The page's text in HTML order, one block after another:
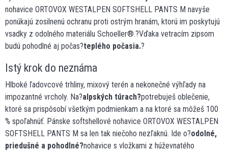
nohavice ORTOVOX WESTALPEN SOFTSHELL PANTS M navyše
ponúkajú zosilnenú ochranu proti ostrým hranám, ktorú im poskytujú
vsadky z odolného materiálu Schoeller®.?Vďaka vetracím zipsom
budú pohodlné aj počas?teplého počasia.?
Istý krok do neznáma
Hlboké ľadovcové trhliny, mixový terén a nekonečné výhľady na
impozantné vrcholy. Na?alpských túrach?potrebuješ oblečenie,
ktoré sa prispôsobí všetkým podmienkam a na ktoré sa môžeš 100
% spoľahnúť. Pánske softshellové nohavice ORTOVOX WESTALPEN
SOFTSHELL PANTS M sa len tak niečoho nezľaknú. Ide o?odolné,
priedušné a pohodlné?nohavice s vložkami z húževnatého